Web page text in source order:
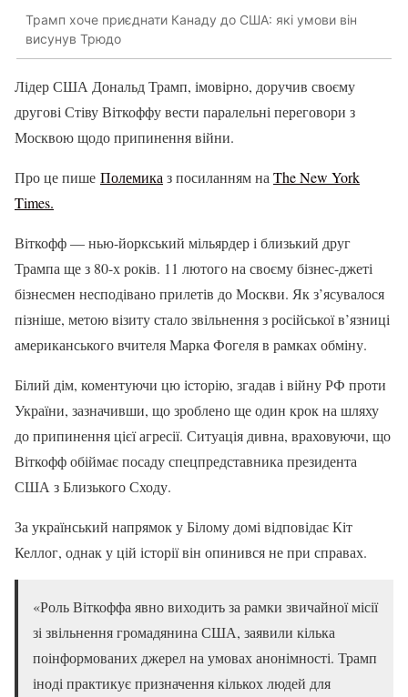
Трамп хоче приєднати Канаду до США: які умови він
висунув Трюдо
Лідер США Дональд Трамп, імовірно, доручив своєму
другові Стіву Віткоффу вести паралельні переговори з
Москвою щодо припинення війни.
Про це пише Полемика з посиланням на The New York
Times.
Віткофф — нью-йоркський мільярдер і близький друг
Трампа ще з 80-х років. 11 лютого на своєму бізнес-джеті
бізнесмен несподівано прилетів до Москви. Як з’ясувалося
пізніше, метою візиту стало звільнення з російської в’язниці
американського вчителя Марка Фогеля в рамках обміну.
Білий дім, коментуючи цю історію, згадав і війну РФ проти
України, зазначивши, що зроблено ще один крок на шляху
до припинення цієї агресії. Ситуація дивна, враховуючи, що
Віткофф обіймає посаду спецпредставника президента
США з Близького Сходу.
За український напрямок у Білому домі відповідає Кіт
Келлог, однак у цій історії він опинився не при справах.
«Роль Віткоффа явно виходить за рамки звичайної місії
зі звільнення громадянина США, заявили кілька
поінформованих джерел на умовах анонімності. Трамп
іноді практикує призначення кількох людей для